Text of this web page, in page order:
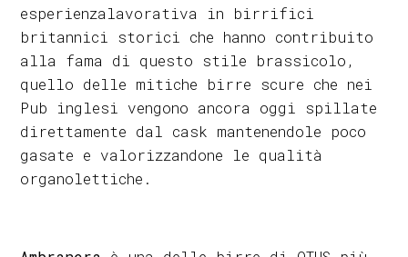
esperienzalavorativa in birrifici
britannici storici che hanno contribuito
alla fama di questo stile brassicolo,
quello delle mitiche birre scure che nei
Pub inglesi vengono ancora oggi spillate
direttamente dal cask mantenendole poco
gasate e valorizzandone le qualità
organolettiche.